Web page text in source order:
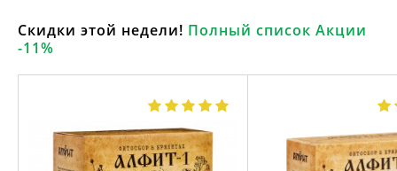
Скидки этой недели! Полный список Акции
-11%